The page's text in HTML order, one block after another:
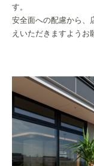
す。
安全面への配慮から、
えいただきますようお